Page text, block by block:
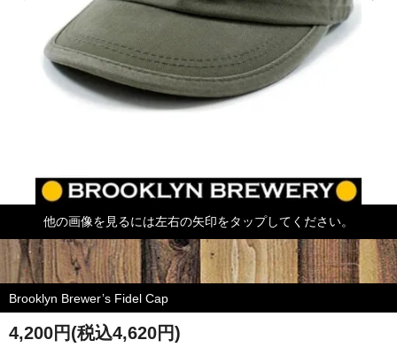
他の画像を見るには左右の矢印をタップしてください。
Brooklyn Brewer’s Fidel Cap
4,200円(税込4,620円)